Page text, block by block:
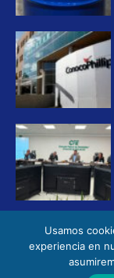
© 2025 Global
Usamos
experiencia en